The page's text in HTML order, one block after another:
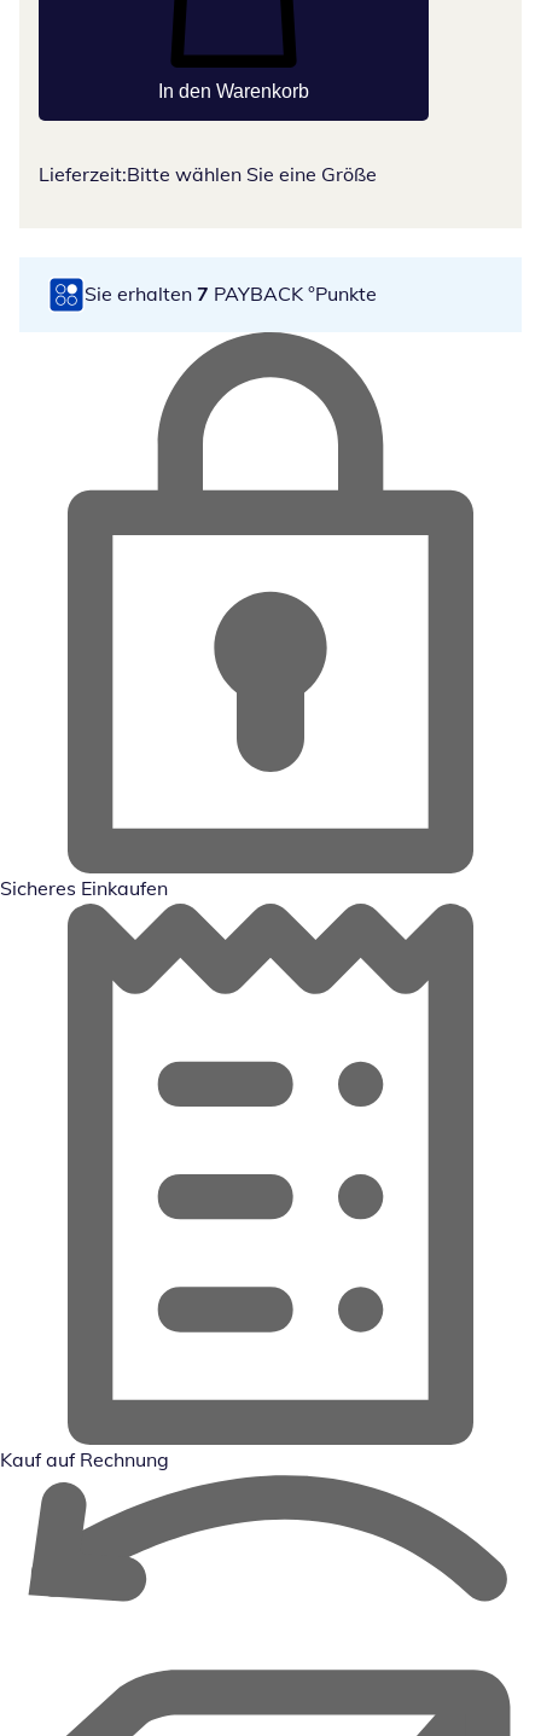
In den Warenkorb
Lieferzeit:Bitte wählen Sie eine Größe
Sie erhalten 7 PAYBACK °Punkte
Sicheres Einkaufen
Kauf auf Rechnung